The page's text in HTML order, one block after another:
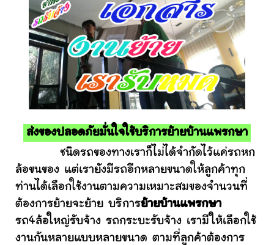
ส่งของปลอดภัยมั่นใจใช้บริการย้ายบ้านแพรกษา
ชนิดรถของทางเราก็ไม่ได้จำกัดไว้แค่รถหก
ล้อขนของ แต่เรายังมีรถอีกหลายขนาดให้ลูกค้าทุก
ท่านได้เลือกใช้งานตามความเหมาะสมของจำนวนที่
ต้องการย้ายจะย้าย บริการย้ายบ้านแพรกษา
รถ4ล้อใหญ่รับจ้าง รถกระบะรับจ้าง เรามีให้เลือกใช้
งานกันหลายแบบหลายขนาด ตามที่ลูกค้าต้องการ